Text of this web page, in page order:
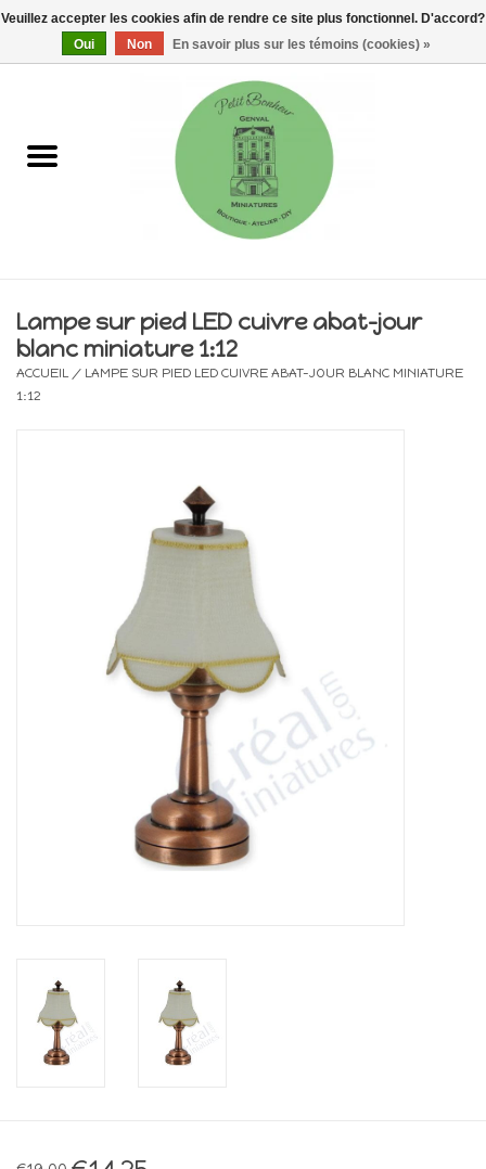
0 Articles - €0,00
Maisons, vitrines & kits
Electricité
Fournitures bricolage
Maison de souris
miniature - The Mouse
Mansion
Mon site
Lampe sur pied LED cuivre abat-jour
blanc miniature 1:12
ACCUEIL / LAMPE SUR PIED LED CUIVRE ABAT-JOUR BLANC MINIATURE
1:12
Veuillez accepter les cookies afin de rendre ce site plus fonctionnel. D'accord?
Oui
Non En savoir plus sur les témoins (cookies) »